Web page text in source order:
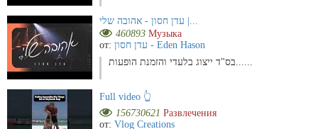
460893 Музыка
от:
עדן חסון - Eden Hason
Full video 👆
156730621 Развлечения
от: Vlog Creations